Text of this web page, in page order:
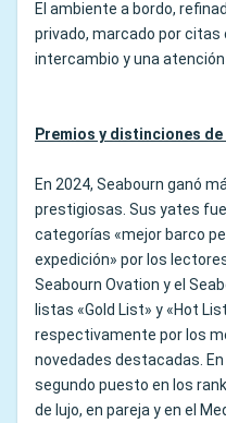
El ambiente a bordo,
privado, marcado por
intercambio y una
Premios y distinciones de
En 2024, Seabourn ganó
prestigiosas. Sus yates
categorías «mejor barco
expedición» por los
Seabourn Ovation y el
listas «Gold List» y «Hot
respectivamente por los
novedades destacadas.
segundo puesto en los
de lujo, en pareja y en el